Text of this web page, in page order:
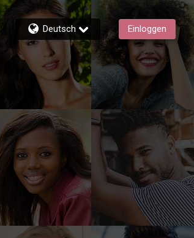
Deutsch Einloggen